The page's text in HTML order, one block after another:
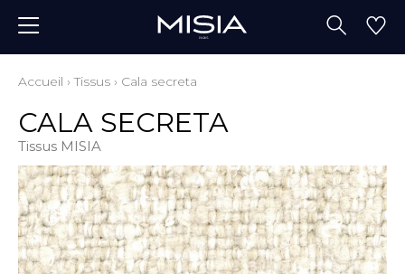
Accueil ›Tissus › Cala secreta
CALA SECRETA
Tissus MISIA